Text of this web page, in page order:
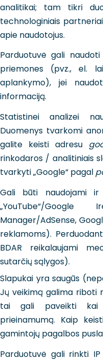
analitikai; tam tikri
technologiniais
apie naudotojus.
Parduotuvė gali
priemones (pvz., el.
aplankymo), jei
informaciją.
Statistinei analizei
Duomenys tvarkomi
galite keisti adresu
rinkodaros / analitiniais
tvarkyti „Google“ pagal
Gali būti naudojami ir
„YouTube“/
Manager/AdSense,
reklamoms).
BDAR reikalaujami
sutarčių sąlygos).
Slapukai yra saugūs
Jų veikimą galima riboti
tai gali paveikti kai
prieinamumą. Kaip
gamintojų pagalbos
Parduotuvė gali rinkti